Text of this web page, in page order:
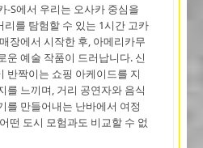
-S에서 우리는 오사카 중심을
를 탐험할 수 있는 1시간 고카
장에서 시작한 후, 아메리카무
운 예술 작품이 드러납니다. 신
반짝이는 쇼핑 아케이드를 지
를 느끼며, 거리 공연자와 음식
를 만들어내는 난바에서 여정
떤 도시 모험과도 비교할 수 없